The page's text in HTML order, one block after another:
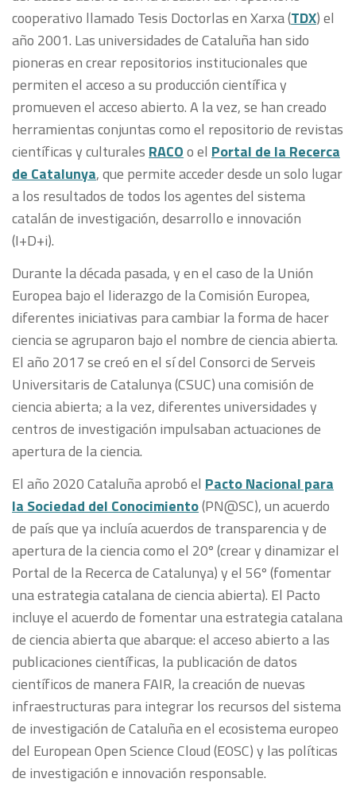
cooperativo llamado Tesis Doctorlas en Xarxa (TDX) el
año 2001. Las universidades de Cataluña han sido
pioneras en crear repositorios institucionales que
permiten el acceso a su producción científica y
promueven el acceso abierto. A la vez, se han creado
herramientas conjuntas como el repositorio de revistas
científicas y culturales RACOo el Portal de la Recerca
de Catalunya, que permite acceder desde un solo lugar
a los resultados de todos los agentes del sistema
catalán de investigación, desarrollo e innovación
(I+D+i).
Durante la década pasada, y en el caso de la Unión
Europea bajo el liderazgo de la Comisión Europea,
diferentes iniciativas para cambiar la forma de hacer
ciencia se agruparon bajo el nombre de ciencia abierta.
El año 2017 se creó en el sí del Consorci de Serveis
Universitaris de Catalunya (CSUC) una comisión de
ciencia abierta; a la vez, diferentes universidades y
centros de investigación impulsaban actuaciones de
apertura de la ciencia.
El año 2020 Cataluña aprobó el Pacto Nacional para
la Sociedad del Conocimiento(PN@SC), un acuerdo
de país que ya incluía acuerdos de transparencia y de
apertura de la ciencia como el 20º (crear y dinamizar el
Portal de la Recerca de Catalunya) y el 56º (fomentar
una estrategia catalana de ciencia abierta). El Pacto
incluye el acuerdo de fomentar una estrategia catalana
de ciencia abierta que abarque: el acceso abierto a las
publicaciones científicas, la publicación de datos
científicos de manera FAIR, la creación de nuevas
infraestructuras para integrar los recursos del sistema
de investigación de Cataluña en el ecosistema europeo
del European Open Science Cloud (EOSC) y las políticas
de investigación e innovación responsable.